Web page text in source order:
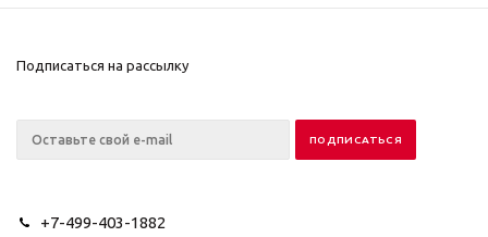
Подписаться на рассылку
+7-499-403-1882